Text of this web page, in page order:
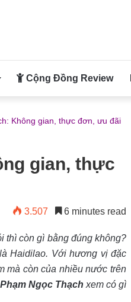
Cộng Đồng Review
Không gian, thực đơn, ưu đãi
gian, thực
3.507 6 minutes read
thì còn gì bằng đúng không?
Haidilao. Với hương vị đặc
mà còn của nhiều nước trên
Ngọc Thạch xem có gì